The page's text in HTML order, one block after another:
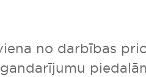
no darbības